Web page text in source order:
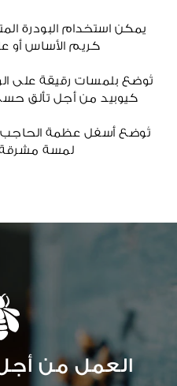
يمكن استخدام البودرة
كريم الأساس أو
تُوضع بلمسات رقيقة على
كيوبيد من أجل تألق
تُوضع أسفل عظمة
لمسة مشرقة
العمل من أجل